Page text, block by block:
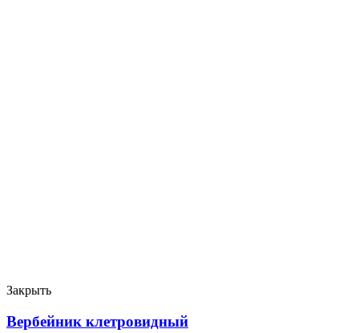
Закрыть
Вербейник клетровидный